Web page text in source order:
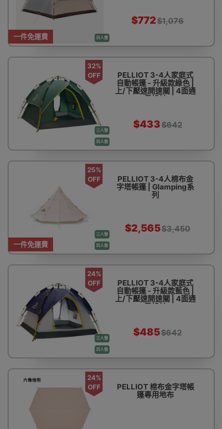
一件免運費 四人營
$772$1,076
三人營
四人營
32%
OFF
PELLIOT 3-4人家庭式
自動帳篷 - 升級款綠色 |
上/下壓速開速關 | 4面通
風設計
$433$642
一件免運費
三人營
四人營
25%
OFF
PELLIOT 3-4人棉布金
字塔帳篷 | Glamping系
列
$2,565$3,450
三人營
四人營
24%
OFF
PELLIOT 3-4人家庭式
自動帳篷 - 升級款藍色 |
上/下壓速開速關 | 4面通
風設計
$485$642
24%
OFF
PELLIOT 棉布金字塔帳
篷專用地布